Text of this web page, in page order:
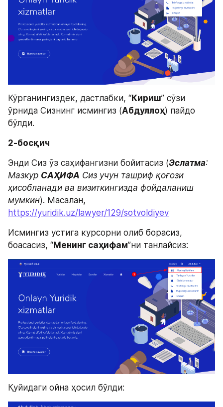
Кўрганингиздек, дастлабки, “Кириш” сўзи
ўрнида Сизнинг исмингиз (Абдуллоҳ) пайдо
бўлди.
2-босқич
Энди Сиз ўз саҳифангизни бойитасиз (Эслатма:
Мазкур САҲИФА Сиз учун ташриф қоғози
ҳисобланади ва визиткингизда фойдаланиш
мумкин
https://yuridik.uz/lawyer/129/sotvoldiyev
Исмингиз устига курсорни олиб борасиз,
боасасиз, “Менинг саҳифам”ни танлайсиз:
Қуйидаги ойна ҳосил бўлди: